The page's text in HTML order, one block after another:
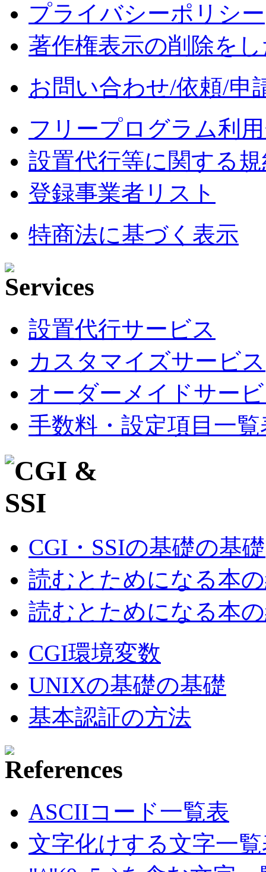
プライバシーポリシー
著作権表示の削除を
お問い合わせ/依頼/申
フリープログラム利
設置代行等に関する
登録事業者リスト
特商法に基づく表示
設置代行サービス
カスタマイズサービス
オーダーメイドサー
手数料・設定項目一覧
CGI・SSIの基礎の基礎
読むとためになる本
読むとためになる本
CGI環境変数
UNIXの基礎の基礎
基本認証の方法
ASCIIコード一覧表
文字化けする文字一